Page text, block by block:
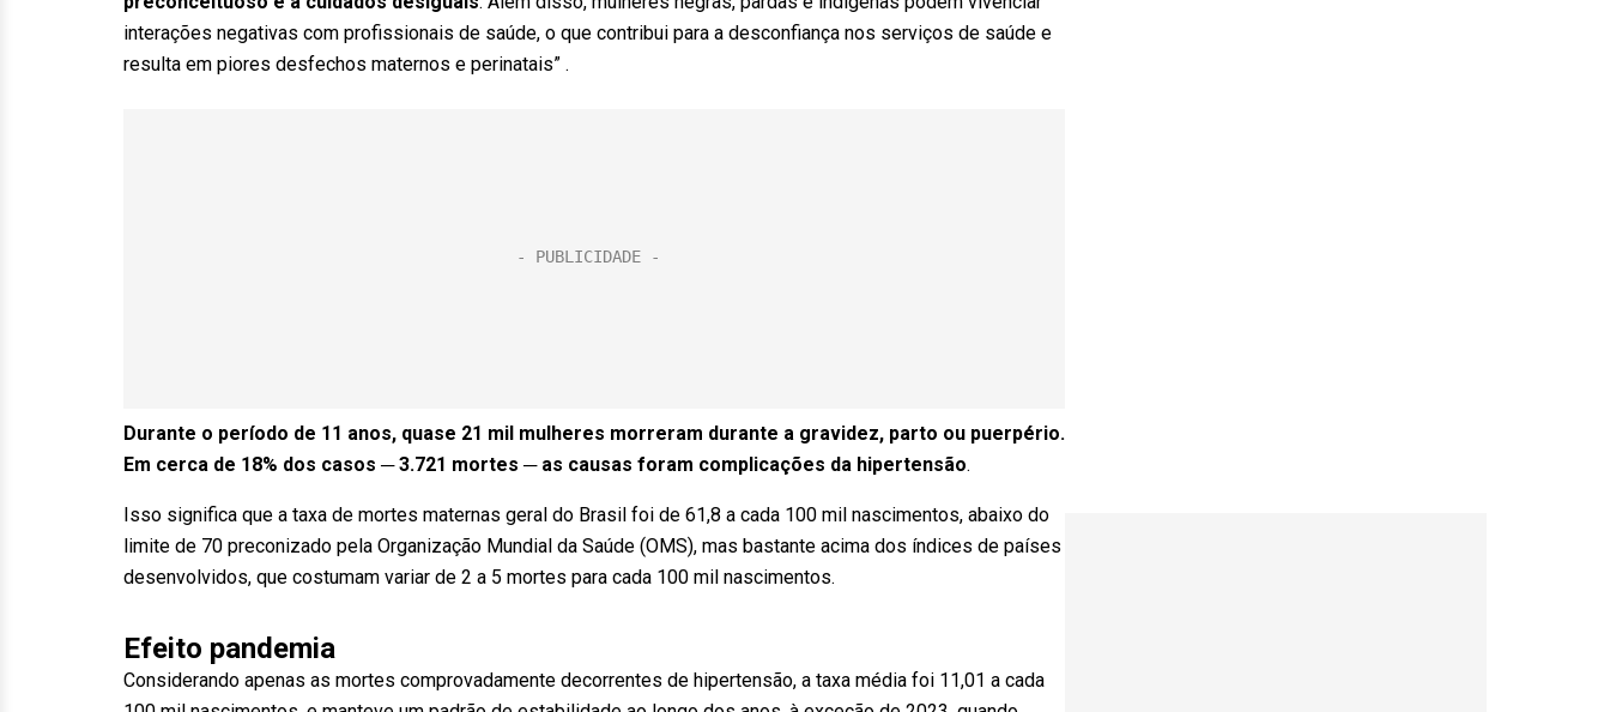
interações negativas com profissionais de saúde, o que contribui para a desconfiança nos serviços de saúde e
resulta em piores desfechos maternos e perinatais” .
Durante o período de 11 anos, quase 21 mil mulheres morreram durante a gravidez, parto ou puerpério.
Em cerca de 18% dos casos ─ 3.721 mortes ─ as causas foram complicações da hipertensão.
Isso significa que a taxa de mortes maternas geral do Brasil foi de 61,8 a cada 100 mil nascimentos, abaixo do
limite de 70 preconizado pela Organização Mundial da Saúde (OMS), mas bastante acima dos índices de países
desenvolvidos, que costumam variar de 2 a 5 mortes para cada 100 mil nascimentos.
Efeito pandemia
Considerando apenas as mortes comprovadamente decorrentes de hipertensão, a taxa média foi 11,01 a cada